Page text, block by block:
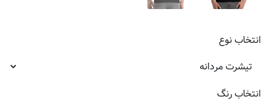
انتخابنوع
انتخابرنگ